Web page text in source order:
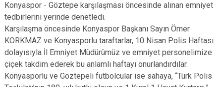
Konyaspor - Göztepe karşılaşması öncesinde alınan emniyet
tedbirlerini yerinde denetledi.
Karşılaşma öncesinde Konyaspor Başkanı Sayın Ömer
KORKMAZ ve Konyasporlu taraftarlar, 10 Nisan Polis Haftası
dolayısıyla İl Emniyet Müdürümüz ve emniyet personelimize
çiçek takdim ederek bu anlamlı haftayı onurlandırdılar.
Konyasporlu ve Göztepeli futbolcular ise sahaya, “Türk Polis